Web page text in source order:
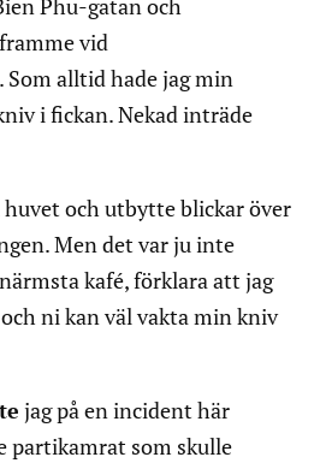
Phu-gatan och
vid
alltid hade jag min
i fickan. Nekad inträde
huvet och utbytte blickar över
Men det var ju inte
kafé, förklara att jag
ni kan väl vakta min kniv
jag på en incident här
partikamrat som skulle